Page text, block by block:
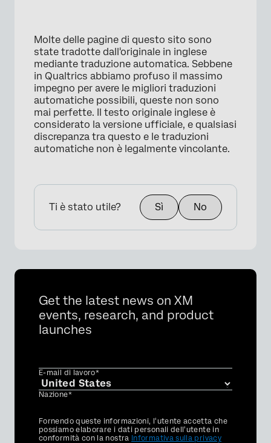
×
Molte delle pagine di questo sito sono
state tradotte dall'originale in inglese
mediante traduzione automatica. Sebbene
in Qualtrics abbiamo profuso il massimo
impegno per avere le migliori traduzioni
automatiche possibili, queste non sono
mai perfette. Il testo originale inglese è
considerato la versione ufficiale, e qualsiasi
discrepanza tra questo e le traduzioni
automatiche non è legalmente vincolante.
Ti è stato utile? Sì No
Get the latest news on XM
events, research, and product
launches
E-mail di lavoro*
Nazione*
Privacy
Optin
Fornendo queste informazioni, l'utente accetta che
possiamo elaborare i dati personali dell'utente in
conformità con la nostra Informativa sulla privacy